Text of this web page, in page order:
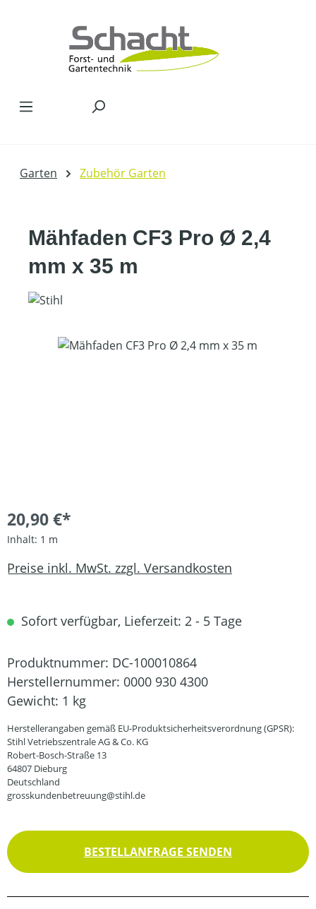
Garten Zubehör Garten
Mähfaden CF3 Pro Ø 2,4
mm x 35 m
Bildergalerie überspringen
20,90 €*
Inhalt: 1 m
Preise inkl. MwSt. zzgl. Versandkosten
Sofort verfügbar, Lieferzeit: 2 - 5 Tage
Produktnummer: DC-100010864
Herstellernummer: 0000 930 4300
Gewicht: 1 kg
Herstellerangaben gemäß EU-Produktsicherheitsverordnung (GPSR):
Stihl Vetriebszentrale AG & Co. KG
Robert-Bosch-Straße 13
64807 Dieburg
Deutschland
grosskundenbetreuung@stihl.de
BESTELLANFRAGE SENDEN